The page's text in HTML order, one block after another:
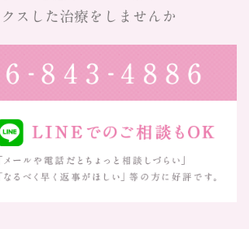
クスした治療をしませんか